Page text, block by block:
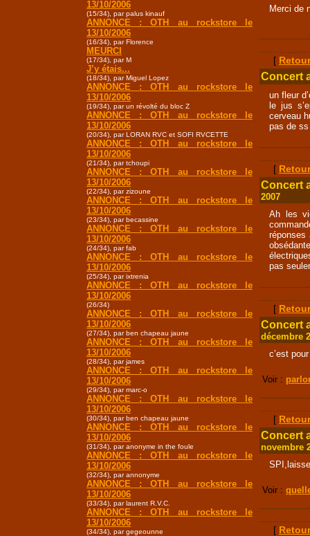
13/10/2006
(15/34), par palus kinauf
ANNONCE : OTH au rockstore le
13/10/2006
(16/34), par Florence
MEURCI
(17/34), par M
J’y étais...
(18/34), par Miguel Lopez
ANNONCE : OTH au rockstore le
13/10/2006
(19/34), par un révolté du bloc Z
ANNONCE : OTH au rockstore le
13/10/2006
(20/34), par LORAN RVC et SOFI RVCETTE
ANNONCE : OTH au rockstore le
13/10/2006
(21/34), par tchoupi
ANNONCE : OTH au rockstore le
13/10/2006
(22/34), par zizoune
ANNONCE : OTH au rockstore le
13/10/2006
(23/34), par becassine
ANNONCE : OTH au rockstore le
13/10/2006
(24/34), par fab
ANNONCE : OTH au rockstore le
13/10/2006
(25/34), par ixtrenia
ANNONCE : OTH au rockstore le
13/10/2006
(26/34)
ANNONCE : OTH au rockstore le
13/10/2006
(27/34), par ben chapeau jaune
ANNONCE : OTH au rockstore le
13/10/2006
(28/34), par james
ANNONCE : OTH au rockstore le
13/10/2006
(29/34), par marc-o
ANNONCE : OTH au rockstore le
13/10/2006
(30/34), par ben chapeau jaune
ANNONCE : OTH au rockstore le
13/10/2006
(31/34), par anonyme in the foule
ANNONCE : OTH au rockstore le
13/10/2006
(32/34), par annonyme
ANNONCE : OTH au rockstore le
13/10/2006
(33/34), par laurent R.V.C.
ANNONCE : OTH au rockstore le
13/10/2006
(34/34), par gegeounne
Merci de
[
Concert
un fleur
le jus
cerveau
pas de
[
Concert
2007
Ah les
réponses
pas
[
Concert
décembre
c’est
Voir :
[
Concert
novembre
Voir :
[